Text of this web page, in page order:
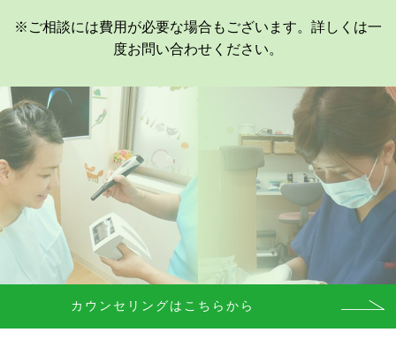
※ご相談には費用が必要な場合もございます。詳しくは一
度お問い合わせください。
カウンセリングはこちらから